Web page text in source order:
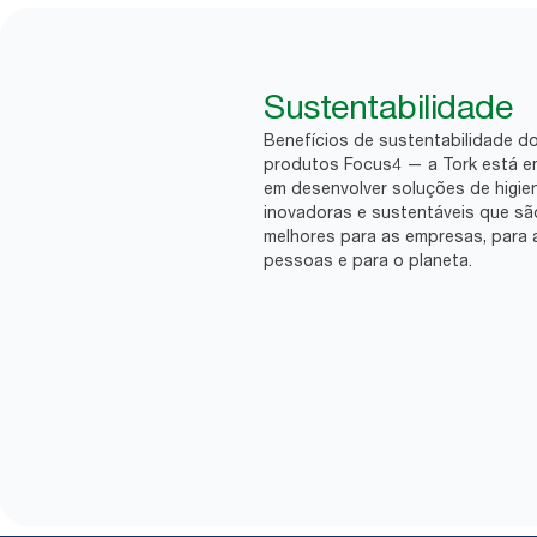
Sustentabilidade
Benefícios de sustentabilidade
produtos Focus4 — a Tork está
em desenvolver soluções de
inovadoras e sustentáveis que
melhores para as empresas, para
pessoas e para o planeta.